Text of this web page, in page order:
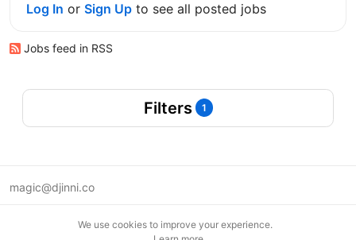
Log In or Sign Up to see all posted jobs
Jobs feed in RSS
Filters 1
magic@djinni.co
We use cookies to improve your experience.